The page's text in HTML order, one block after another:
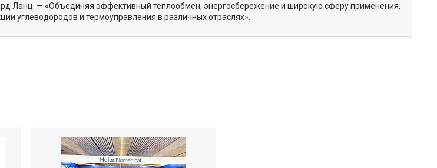
Ланц. — «Объединяя эффективный теплообмен, энергосбережение и широкую сферу применения,
углеводородов и термоуправления в различных отраслях».